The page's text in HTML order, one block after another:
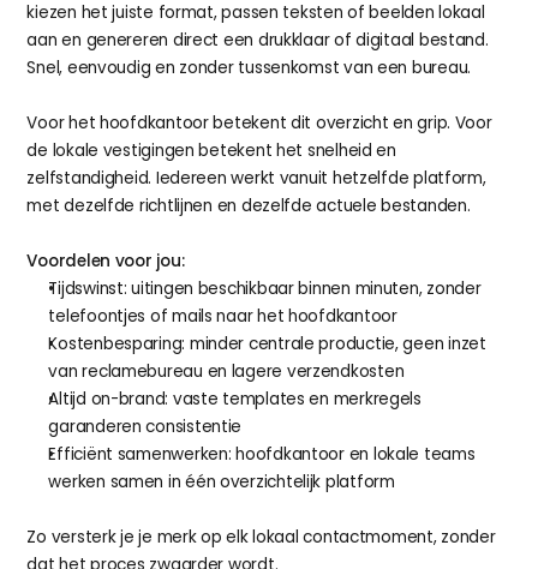
kiezen het juiste format, passen teksten of beelden lokaal
aan en genereren direct een drukklaar of digitaal bestand.
Snel, eenvoudig en zonder tussenkomst van een bureau.
Voor het hoofdkantoor betekent dit overzicht en grip. Voor
de lokale vestigingen betekent het snelheid en
zelfstandigheid. Iedereen werkt vanuit hetzelfde platform,
met dezelfde richtlijnen en dezelfde actuele bestanden.
Voordelen voor jou:
Tijdswinst: uitingen beschikbaar binnen minuten, zonder
telefoontjes of mails naar het hoofdkantoor
Kostenbesparing: minder centrale productie, geen inzet
van reclamebureau en lagere verzendkosten
Altijd on-brand: vaste templates en merkregels
garanderen consistentie
Efficiënt samenwerken: hoofdkantoor en lokale teams
werken samen in één overzichtelijk platform
Zo versterk je je merk op elk lokaal contactmoment, zonder